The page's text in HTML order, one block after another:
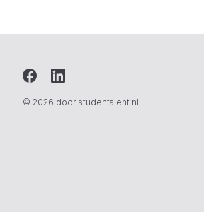
© 2026 door studentalent.nl